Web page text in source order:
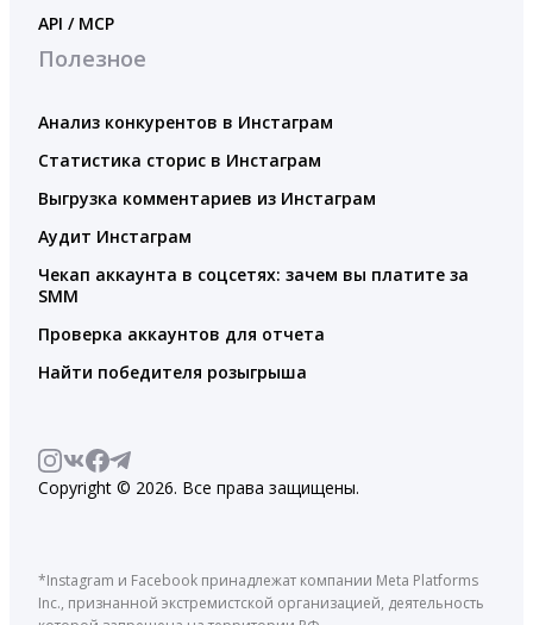
API / MCP
Полезное
Анализ конкурентов в Инстаграм
Статистика сторис в Инстаграм
Выгрузка комментариев из Инстаграм
Аудит Инстаграм
Чекап аккаунта в соцсетях: зачем вы платите за
SMM
Проверка аккаунтов для отчета
Найти победителя розыгрыша
Copyright © 2026. Все права защищены.
*Instagram и Facebook принадлежат компании Meta Platforms
Inc., признанной экстремистской организацией, деятельность